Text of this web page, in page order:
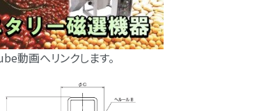
リンクします。